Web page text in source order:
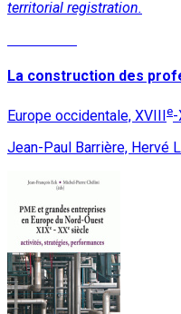
territorial registration.
La construction des
Europe occidentale, XVIIIe-
Jean-Paul Barrière, Hervé